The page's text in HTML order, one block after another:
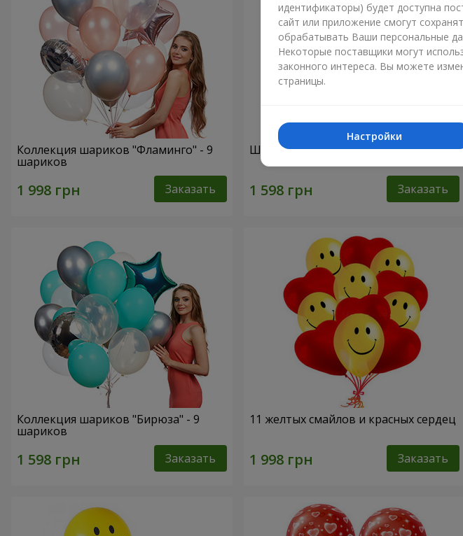
Коллекция шариков "Фламинго" - 9
шариков
Заказать
Шарики "Цифры"
Заказать
Коллекция шариков "Бирюза" - 9
шариков
Заказать
11 желтых смайлов и красных сердец
Заказать
идентификаторы) будет доступна
сайт или приложение смогут
обрабатывать Ваши персональные
Некоторые поставщики могут
законного интереса. Вы можете
страницы.
Настройки